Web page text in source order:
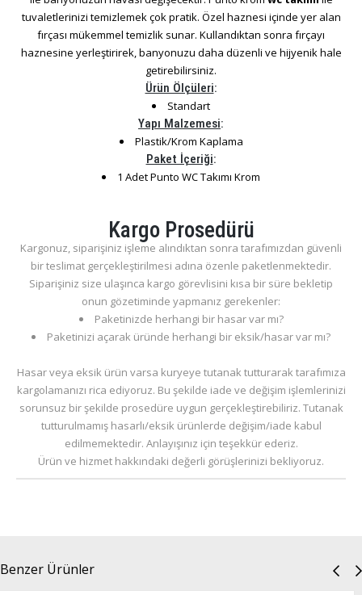
tuvaletlerinizi temizlemek çok pratik. Özel haznesi içinde yer alan
fırçası mükemmel temizlik sunar. Kullandıktan sonra fırçayı
haznesine yerleştirirek, banyonuzu daha düzenli ve hijyenik hale
getirebilirsiniz.
Ürün Ölçüleri:
Standart
Yapı Malzemesi:
Plastik/Krom Kaplama
Paket İçeriği:
1 Adet Punto WC Takımı Krom
Kargo Prosedürü
Kargonuz, siparişiniz işleme alındıktan sonra tarafımızdan güvenli
bir teslimat gerçekleştirilmesi adına özenle paketlenmektedir.
Siparişiniz size ulaşınca kargo görevlisini kısa bir süre bekletip
onun gözetiminde yapmanız gerekenler:
Paketinizde herhangi bir hasar var mı?
Paketinizi açarak üründe herhangi bir eksik/hasar var mı?
Hasar veya eksik ürün varsa kuryeye tutanak tutturarak tarafımıza
kargolamanızı rica ediyoruz. Bu şekilde iade ve değişim işlemlerinizi
sorunsuz bir şekilde prosedüre uygun gerçekleştirebiliriz. Tutanak
tutturulmamış hasarlı/eksik ürünlerde değişim/iade kabul
edilmemektedir. Anlayışınız için teşekkür ederiz.
Ürün ve hizmet hakkındaki değerli görüşlerinizi bekliyoruz.
Benzer Ürünler